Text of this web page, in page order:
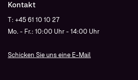
Kontakt
T: +45 61 10 10 27
Mo. - Fr.: 10:00 Uhr - 14:00 Uhr
Schicken Sie uns eine E-Mail